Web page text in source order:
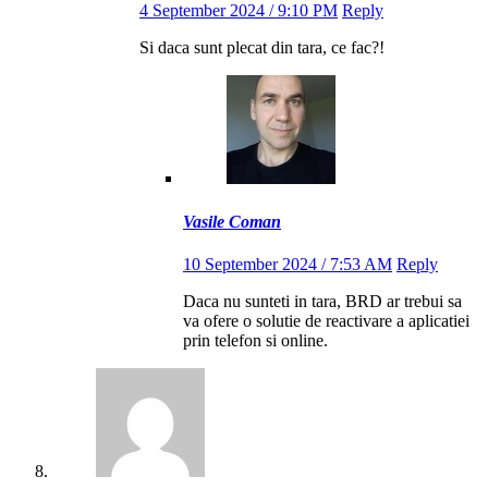
4 September 2024 / 9:10 PM Reply
Si daca sunt plecat din tara, ce fac?!
Vasile Coman
10 September 2024 / 7:53 AM Reply
Daca nu sunteti in tara, BRD ar trebui sa
va ofere o solutie de reactivare a aplicatiei
prin telefon si online.